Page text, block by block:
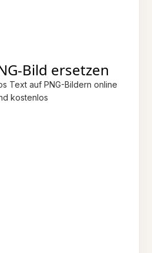
Bild ersetzen
Text auf PNG-Bildern online
kostenlos